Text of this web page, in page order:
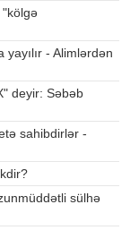
"kölgə
- Alimlərdən
deyir: Səbəb
sahibdirlər -
sülhə